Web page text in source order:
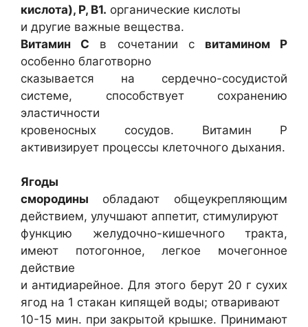
кислота), Р, В1. органические кислоты
и другие важные вещества.
Витамин С в сочетании с витамином Р
особенно благотворно
сказывается на сердечно-сосудистой
системе, способствует сохранению
эластичности
кровеносных сосудов. Витамин Р
активизирует процессы клеточного дыхания.
Ягоды
смородины обладают общеукрепляющим
действием, улучшают аппетит, стимулируют
функцию желудочно-кишечного тракта,
имеют потогонное, легкое мочегонное
действие
и антидиарейное. Для этого берут 20 г сухих
ягод на 1 стакан кипящей воды; отваривают
10-15 мин. при закрытой крышке. Принимают